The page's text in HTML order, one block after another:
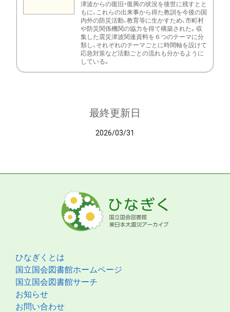
津波からの復旧・復興の状況を後世に残すとと
もに、これらの出来事から得た教訓を今後の国
内外の防災活動、教育等に生かすため、市町村
や防災関係機関の協力を得て構築された。収
集した震災津波関連資料を６つのテーマに分
類し、それぞれのテーマごとに時間軸を設けて
応急対策など活動ごとの流れも分かるように
している。
最終更新日
2026/03/31
ひなぎくとは
国立国会図書館ホームページ
国立国会図書館サーチ
お知らせ
お問い合わせ